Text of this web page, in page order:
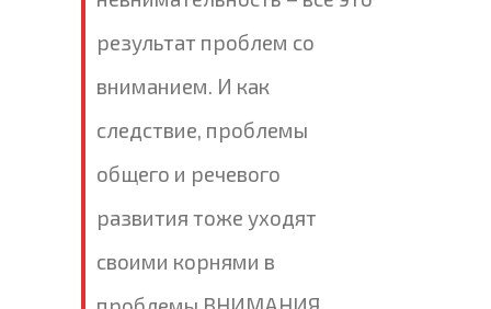
результат проблем со
вниманием. И как
следствие, проблемы
общего и речевого
развития тоже уходят
своими корнями в